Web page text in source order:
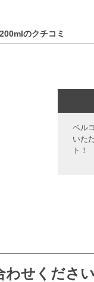
のクチコミ
ベル
いた
ト！
わせください